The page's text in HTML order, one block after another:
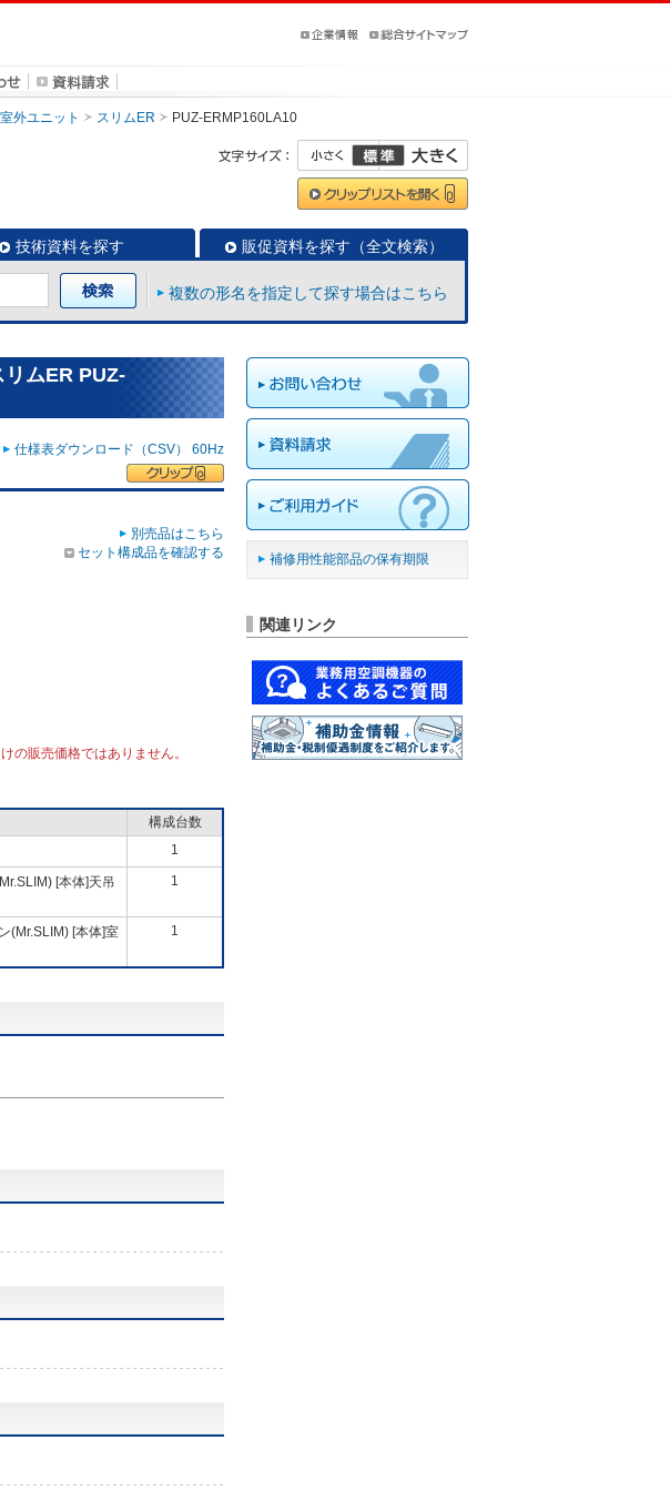
外ユニット スリムER PUZ-ERMP160LA10
技術資料を探す 販促資料を探す（全文検索）
複数の形名を指定して探す場合はこちら
ムER PUZ-
仕様表ダウンロード（CSV） 60Hz
別売品はこちら
セット構成品を確認する
の販売価格ではありません。
構成台数
1
[本体]天吊
1
(Mr.SLIM) [本体]室
1
補修用性能部品の保有期限
関連リンク